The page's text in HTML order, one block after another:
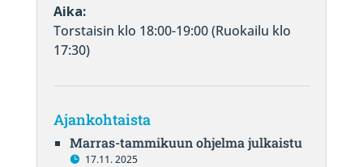
Aika:
Torstaisin klo 18:00-19:00 (Ruokailu klo
17:30)
Ajankohtaista
Marras-tammikuun ohjelma julkaistu
17.11. 2025